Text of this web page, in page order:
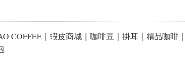
COFFEE｜蝦皮商城｜咖啡豆｜掛耳｜精品咖啡｜